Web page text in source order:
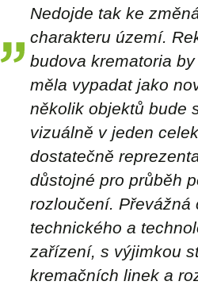
Nedojde tak ke
charakteru území.
budova krematoria
měla vypadat jako
několik objektů bude
vizuálně v jeden
dostatečně
důstojné pro průběh
rozloučení. Převážná
technického a
zařízení, s výjimkou
kremačních linek a